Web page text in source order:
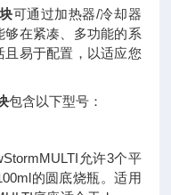
可通过加热器/冷却器
在紧凑、多功能的系
易于配置，以适应您
包含以下型号：
允许3个平
的圆底烧瓶。适用